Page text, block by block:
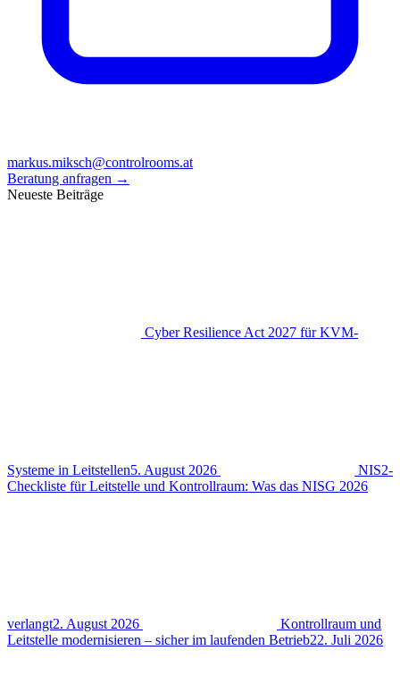
markus.miksch@controlrooms.at
Beratung anfragen →
Neueste Beiträge
Cyber Resilience Act 2027 für KVM-
Systeme in Leitstellen5. August 2026
NIS2-
Checkliste für Leitstelle und Kontrollraum: Was das NISG 2026
verlangt2. August 2026
Kontrollraum und
Leitstelle modernisieren – sicher im laufenden Betrieb22. Juli 2026